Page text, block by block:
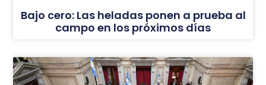
Bajo cero: Las heladas ponen a prueba al
campo en los próximos días